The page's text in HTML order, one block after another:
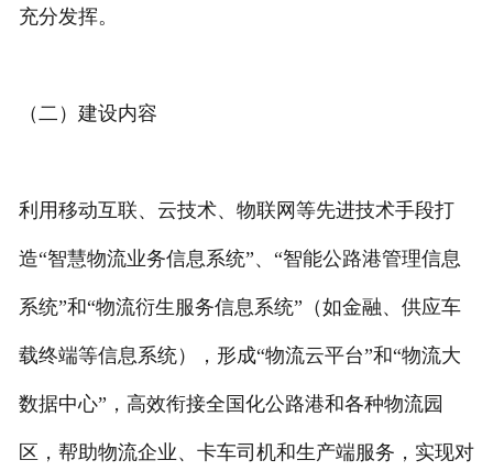
充分发挥。
（二）建设内容
利用移动互联、云技术、物联网等先进技术手段打
造“智慧物流业务信息系统”、“智能公路港管理信息
系统”和“物流衍生服务信息系统”（如金融、供应车
载终端等信息系统），形成“物流云平台”和“物流大
数据中心”，高效衔接全国化公路港和各种物流园
区，帮助物流企业、卡车司机和生产端服务，实现对